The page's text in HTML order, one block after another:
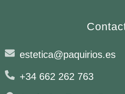
estetica@paquirios.es
+34 662 262 763